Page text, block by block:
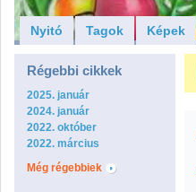
Nyitó Tagok Képek
Régebbi cikkek
2025. január
2024. január
2022. október
2022. március
Még régebbiek